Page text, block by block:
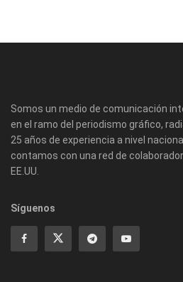
Somos un medio de comunicación
en el ramo del periodismo gráfico,
25 años de experiencia a nivel
contamos con una red de
EE.UU.
Síguenos